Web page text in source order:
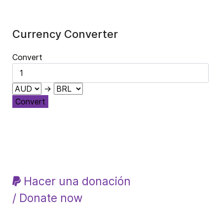
Currency Converter
Convert
→
Convert
Hacer una donación
/ Donate now